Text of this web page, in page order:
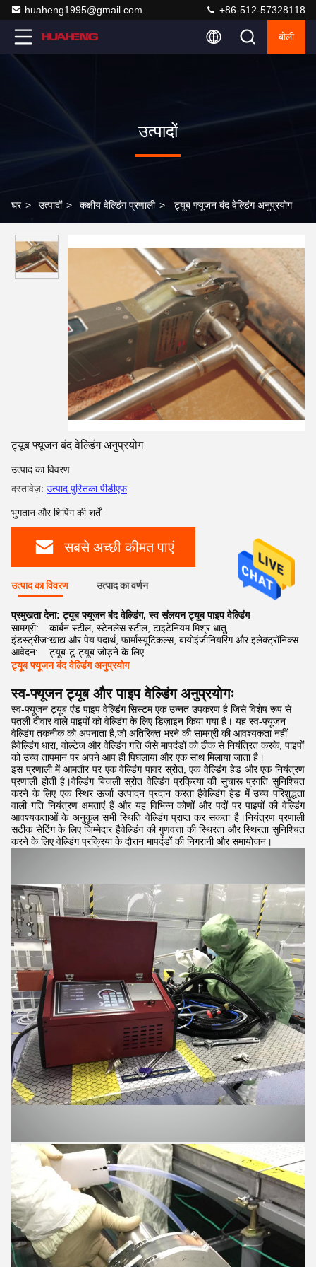
huaheng1995@gmail.com +86-512-57328118
बोली
उत्पादों
घर > उत्पादों > कक्षीय वेल्डिंग प्रणाली > ट्यूब फ्यूजन बंद वेल्डिंग अनुप्रयोग
ट्यूब फ्यूजन बंद वेल्डिंग अनुप्रयोग
उत्पाद का विवरण
दस्तावेज़: उत्पाद पुस्तिका पीडीएफ
भुगतान और शिपिंग की शर्तें
सबसे अच्छी कीमत पाएं
उत्पाद का विवरण उत्पाद का वर्णन
प्रमुखता देना:ट्यूब फ्यूजन बंद वेल्डिंग,स्व संलयन ट्यूब पाइप वेल्डिंग
सामग्री:
कार्बन स्टील, स्टेनलेस स्टील, टाइटेनियम मिश्र धातु
इंडस्ट्रीज:खाद्य और पेय पदार्थ, फार्मास्यूटिकल्स, बायोइंजीनियरिंग और इलेक्ट्रॉनिक्स
आवेदन:
ट्यूब-टू-ट्यूब जोड़ने के लिए
ट्यूब फ्यूजन बंद वेल्डिंग अनुप्रयोग
स्व-फ्यूजन ट्यूब और पाइप वेल्डिंग अनुप्रयोगः
स्व-फ्यूजन ट्यूब एंड पाइप वेल्डिंग सिस्टम एक उन्नत उपकरण है जिसे विशेष रूप से
पतली दीवार वाले पाइपों को वेल्डिंग के लिए डिज़ाइन किया गया है। यह स्व-फ्यूजन
वेल्डिंग तकनीक को अपनाता है,जो अतिरिक्त भरने की सामग्री की आवश्यकता नहीं
हैवेल्डिंग धारा, वोल्टेज और वेल्डिंग गति जैसे मापदंडों को ठीक से नियंत्रित करके, पाइपों
को उच्च तापमान पर अपने आप ही पिघलाया और एक साथ मिलाया जाता है।
इस प्रणाली में आमतौर पर एक वेल्डिंग पावर स्रोत, एक वेल्डिंग हेड और एक नियंत्रण
प्रणाली होती है।वेल्डिंग बिजली स्रोत वेल्डिंग प्रक्रिया की सुचारू प्रगति सुनिश्चित
करने के लिए एक स्थिर ऊर्जा उत्पादन प्रदान करता हैवेल्डिंग हेड में उच्च परिशुद्धता
वाली गति नियंत्रण क्षमताएं हैं और यह विभिन्न कोणों और पदों पर पाइपों की वेल्डिंग
आवश्यकताओं के अनुकूल सभी स्थिति वेल्डिंग प्राप्त कर सकता है।नियंत्रण प्रणाली
सटीक सेटिंग के लिए जिम्मेदार हैवेल्डिंग की गुणवत्ता की स्थिरता और स्थिरता सुनिश्चित
करने के लिए वेल्डिंग प्रक्रिया के दौरान मापदंडों की निगरानी और समायोजन।